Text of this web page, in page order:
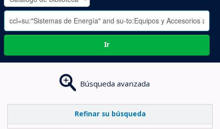
-
Ir
Búsqueda avanzada
Refinar su búsqueda